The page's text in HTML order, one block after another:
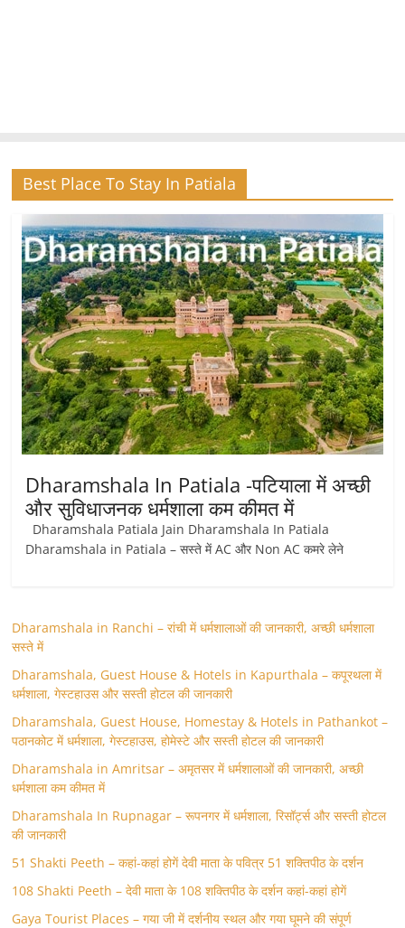
Best Place To Stay In Patiala
Dharamshala In Patiala -पटियाला में अच्छी
और सुविधाजनक धर्मशाला कम कीमत में
Dharamshala Patiala Jain Dharamshala In Patiala
Dharamshala in Patiala – सस्ते में AC और Non AC कमरे लेने
Dharamshala in Ranchi – रांची में धर्मशालाओं की जानकारी, अच्छी धर्मशाला
सस्ते में
Dharamshala, Guest House & Hotels in Kapurthala – कपूरथला में
धर्मशाला, गेस्टहाउस और सस्ती होटल की जानकारी
Dharamshala, Guest House, Homestay & Hotels in Pathankot –
पठानकोट में धर्मशाला, गेस्टहाउस, होमेस्टे और सस्ती होटल की जानकारी
Dharamshala in Amritsar – अमृतसर में धर्मशालाओं की जानकारी, अच्छी
धर्मशाला कम कीमत में
Dharamshala In Rupnagar – रूपनगर में धर्मशाला, रिसॉर्ट्स और सस्ती होटल
की जानकारी
51 Shakti Peeth – कहां-कहां होगें देवी माता के पवित्र 51 शक्तिपीठ के दर्शन
108 Shakti Peeth – देवी माता के 108 शक्तिपीठ के दर्शन कहां-कहां होगें
Gaya Tourist Places – गया जी में दर्शनीय स्थल और गया घूमने की संपूर्ण